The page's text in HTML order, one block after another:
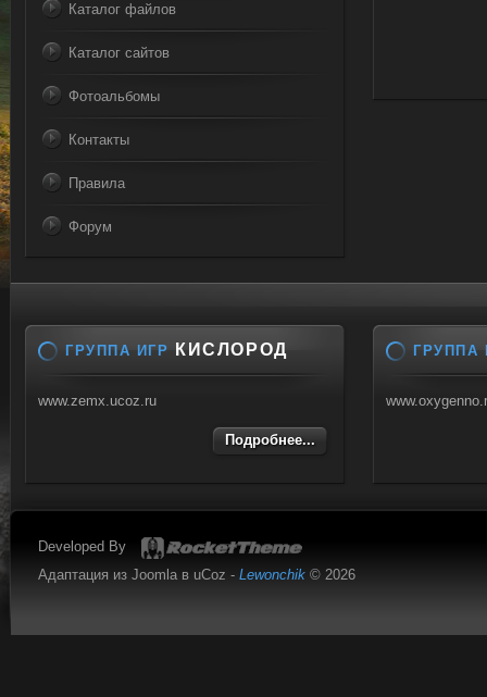
Каталог файлов
Каталог сайтов
Фотоальбомы
Контакты
Правила
Форум
ГРУППА ИГР КИСЛОРОД
www.zemx.ucoz.ru
Подробнее...
ГРУППА
Developed By
Адаптация из Joomla в uCoz - Lewonchik © 2026